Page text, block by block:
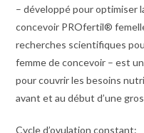
– développé pour optimiser
concevoir PROfertil®
recherches scientifiques
femme de concevoir – est
pour couvrir les besoins
avant et au début d’une
Cycle d’ovulation constant: